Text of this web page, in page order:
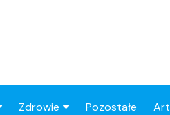
Zdrowie Pozostałe